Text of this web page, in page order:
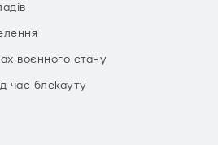
воєнного стану
час блекауту